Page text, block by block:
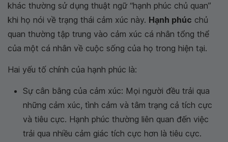
khác thường sử dụng thuật ngữ “hạnh phúc chủ quan”
khi họ nói về trạng thái cảm xúc này. Hạnh phúc chủ
quan thường tập trung vào cảm xúc cá nhân tổng thể
của một cá nhân về cuộc sống của họ trong hiện tại.
Hai yếu tố chính của hạnh phúc là:
Sự cân bằng của cảm xúc: Mọi người đều trải qua
những cảm xúc, tình cảm và tâm trạng cả tích cực
và tiêu cực. Hạnh phúc thường liên quan đến việc
trải qua nhiều cảm giác tích cực hơn là tiêu cực.